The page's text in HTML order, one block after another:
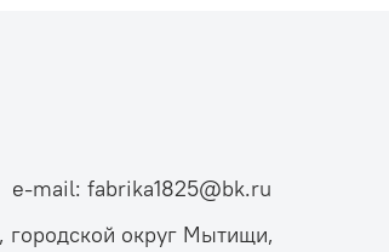
e-mail: fabrika1825@bk.ru
городской округ Мытищи,